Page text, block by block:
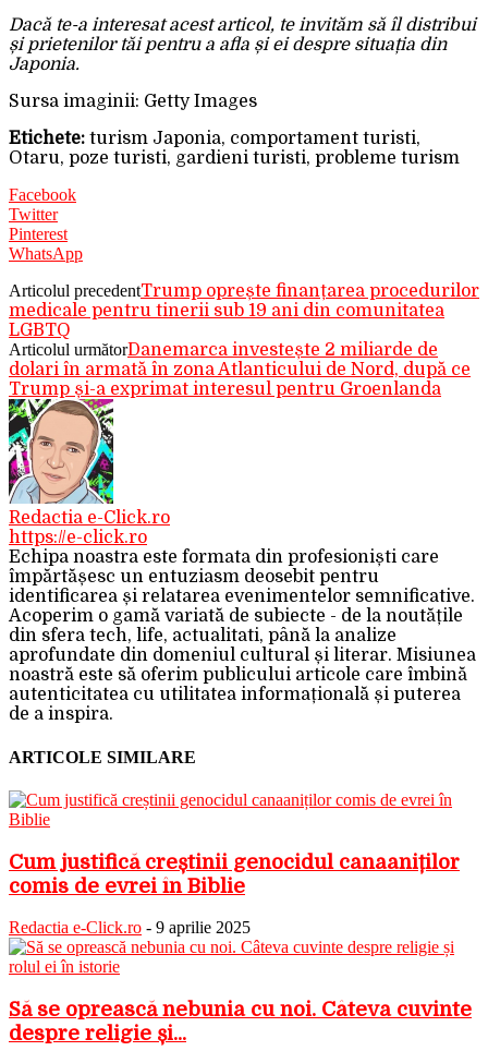
Dacă te-a interesat acest articol, te invităm să îl distribui
și prietenilor tăi pentru a afla și ei despre situația din
Japonia.
Sursa imaginii: Getty Images
Etichete: turism Japonia, comportament turisti,
Otaru, poze turisti, gardieni turisti, probleme turism
Facebook
Twitter
Pinterest
WhatsApp
Articolul precedentTrump oprește finanțarea procedurilor
medicale pentru tinerii sub 19 ani din comunitatea
LGBTQ
Articolul următorDanemarca investește 2 miliarde de
dolari în armată în zona Atlanticului de Nord, după ce
Trump și-a exprimat interesul pentru Groenlanda
Redactia e-Click.ro
https://e-click.ro
Echipa noastra este formata din profesioniști care
împărtășesc un entuziasm deosebit pentru
identificarea și relatarea evenimentelor semnificative.
Acoperim o gamă variată de subiecte - de la noutățile
din sfera tech, life, actualitati, până la analize
aprofundate din domeniul cultural și literar. Misiunea
noastră este să oferim publicului articole care îmbină
autenticitatea cu utilitatea informațională și puterea
de a inspira.
ARTICOLE SIMILARE
Cum justifică creștinii genocidul canaaniților
comis de evrei în Biblie
Redactia e-Click.ro - 9 aprilie 2025
Să se oprească nebunia cu noi. Câteva cuvinte
despre religie și...